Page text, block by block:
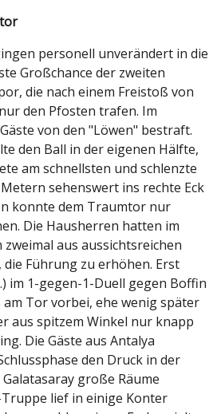
personell unverändert in die
Großchance der zweiten
die nach einem Freistoß von
den Pfosten trafen. Im
von den "Löwen" bestraft.
den Ball in der eigenen Hälfte,
am schnellsten und schlenzte
sehenswert ins rechte Eck
konnte dem Traumtor nur
Die Hausherren hatten im
aus aussichtsreichen
die Führung zu erhöhen. Erst
im 1-gegen-1-Duell gegen Boffin
Tor vorbei, ehe wenig später
aus spitzem Winkel nur knapp
Die Gäste aus Antalya
den Druck in der
große Räume
lief in einige Konter